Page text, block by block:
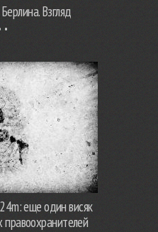
Взгляд
еще один висяк
правоохранителей